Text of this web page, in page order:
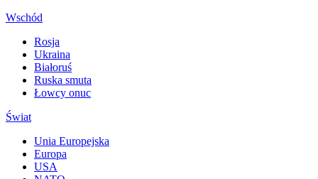
Wschód
Rosja
Ukraina
Białoruś
Ruska smuta
Łowcy onuc
Świat
Unia Europejska
Europa
USA